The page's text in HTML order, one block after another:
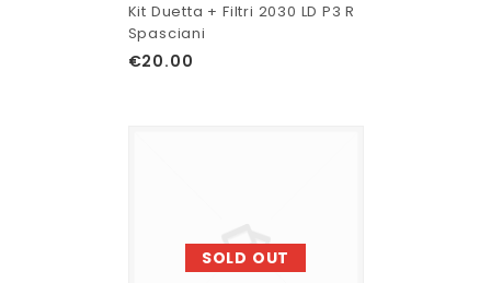
Kit Duetta + Filtri 2030 LD P3 R
Spasciani
€20.00
SOLD OUT